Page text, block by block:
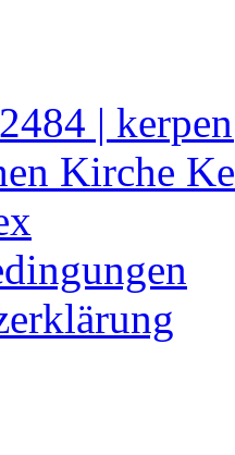
|
Kirche